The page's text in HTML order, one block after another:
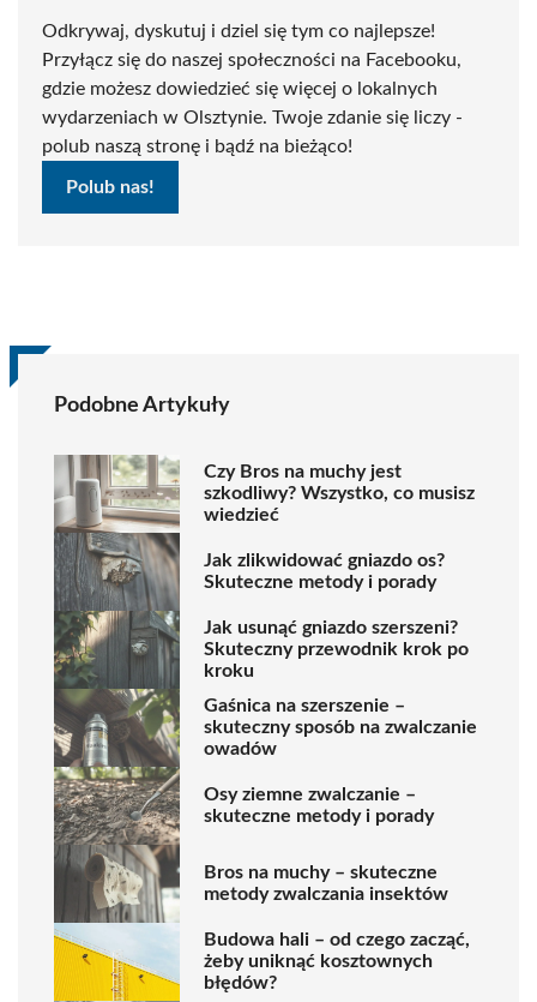
Odkrywaj, dyskutuj i dziel się tym co najlepsze!
Przyłącz się do naszej społeczności na Facebooku,
gdzie możesz dowiedzieć się więcej o lokalnych
wydarzeniach w Olsztynie. Twoje zdanie się liczy -
polub naszą stronę i bądź na bieżąco!
Polub nas!
Podobne Artykuły
Czy Bros na muchy jest
szkodliwy? Wszystko, co musisz
wiedzieć
Jak zlikwidować gniazdo os?
Skuteczne metody i porady
Jak usunąć gniazdo szerszeni?
Skuteczny przewodnik krok po
kroku
Gaśnica na szerszenie –
skuteczny sposób na zwalczanie
owadów
Osy ziemne zwalczanie –
skuteczne metody i porady
Bros na muchy – skuteczne
metody zwalczania insektów
Budowa hali – od czego zacząć,
żeby uniknąć kosztownych
błędów?